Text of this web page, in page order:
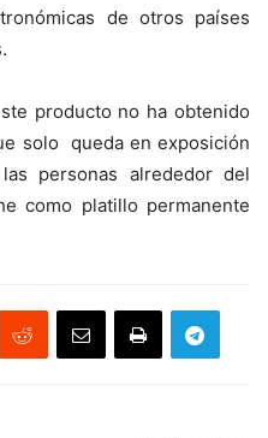
de otros países
producto no ha obtenido
solo queda en exposición
personas alrededor del
como platillo permanente